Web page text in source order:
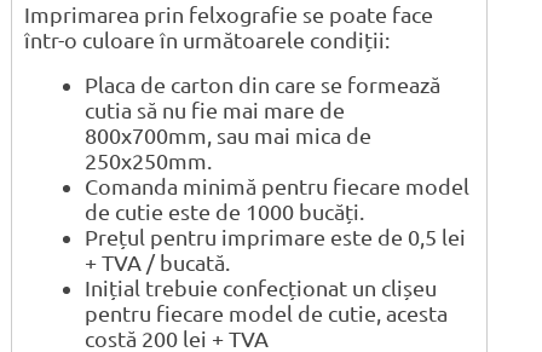
Imprimarea prin felxografie se poate face
într-o culoare în următoarele condiții:
Placa de carton din care se formează
cutia să nu fie mai mare de
800x700mm, sau mai mica de
250x250mm.
Comanda minimă pentru fiecare model
de cutie este de 1000 bucăți.
Prețul pentru imprimare este de 0,5 lei
+ TVA / bucată.
Inițial trebuie confecționat un clișeu
pentru fiecare model de cutie, acesta
costă 200 lei + TVA